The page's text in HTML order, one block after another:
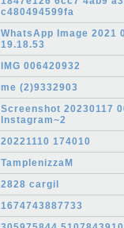
c480494599fa
WhatsApp Image 2021
19.18.53
IMG 006420932
me (2)9332903
Screenshot 20230117
Instagram~2
20221110 174010
TamplenizzaM
2828 cargil
1674743887733